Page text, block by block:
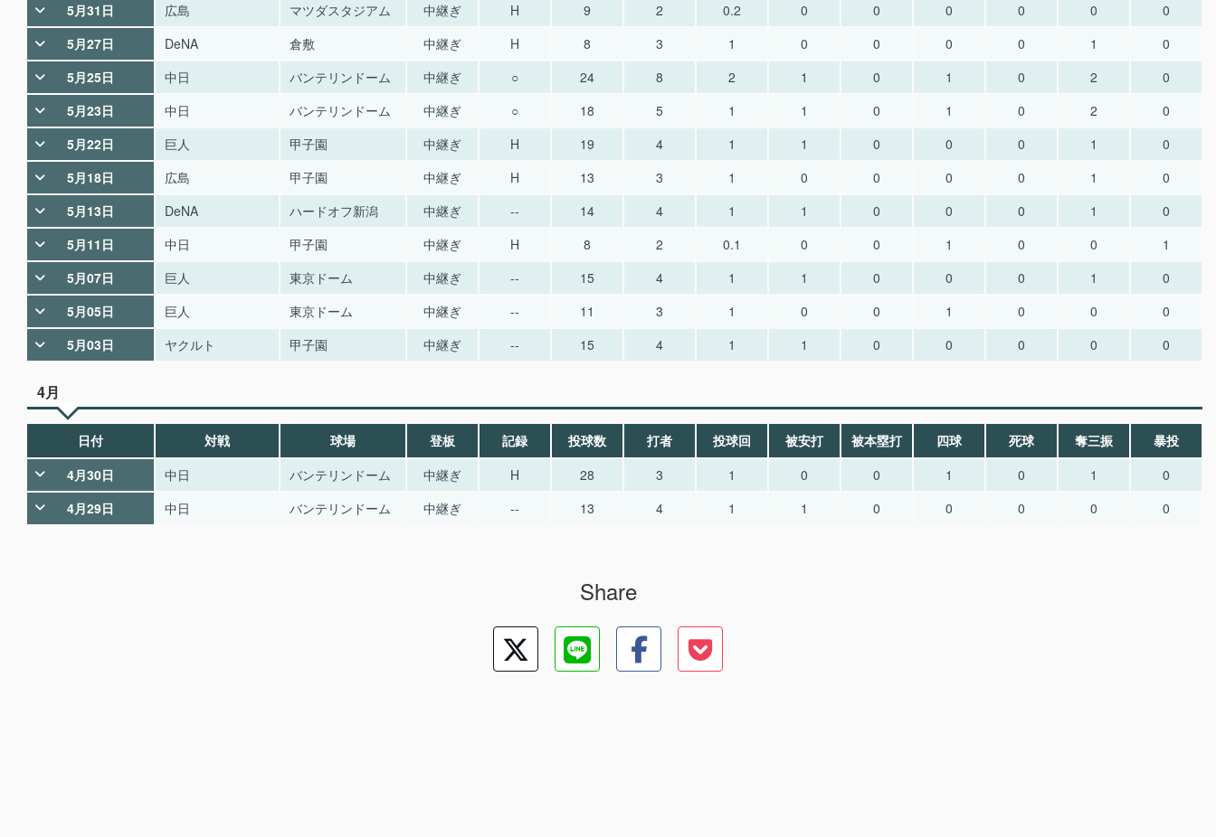
5月31日
広島 マツダスタジアム 中継ぎ H 9 2 0.2 0 0 0 0 0
0
5月27日
DeNA 倉敷 中継ぎ H 8 3 1 0 0 0 0 1
0
5月25日
中日 バンテリンドーム 中継ぎ ○ 24 8 2 1 0 1 0 2
0
5月23日
中日 バンテリンドーム 中継ぎ ○ 18 5 1 1 0 1 0 2
0
5月22日
巨人 甲子園 中継ぎ H 19 4 1 1 0 0 0 1
0
5月18日
広島 甲子園 中継ぎ H 13 3 1 0 0 0 0 1
0
5月13日
DeNA ハードオフ新潟 中継ぎ -- 14 4 1 1 0 0 0 1
0
5月11日
中日 甲子園 中継ぎ H 8 2 0.1 0 0 1 0 0
1
5月07日
巨人 東京ドーム 中継ぎ -- 15 4 1 1 0 0 0 1
0
5月05日
巨人 東京ドーム 中継ぎ -- 11 3 1 0 0 1 0 0
0
5月03日
ヤクルト 甲子園 中継ぎ -- 15 4 1 1 0 0 0 0 0
4月
日付 対戦 球場 登板 記録 投球数 打者 投球回 被安打 被本塁打 四球 死球 奪三振
暴投
4月30日
中日 バンテリンドーム 中継ぎ H 28 3 1 0 0 1 0 1
0
4月29日
中日 バンテリンドーム 中継ぎ -- 13 4 1 1 0 0 0 0 0
Share